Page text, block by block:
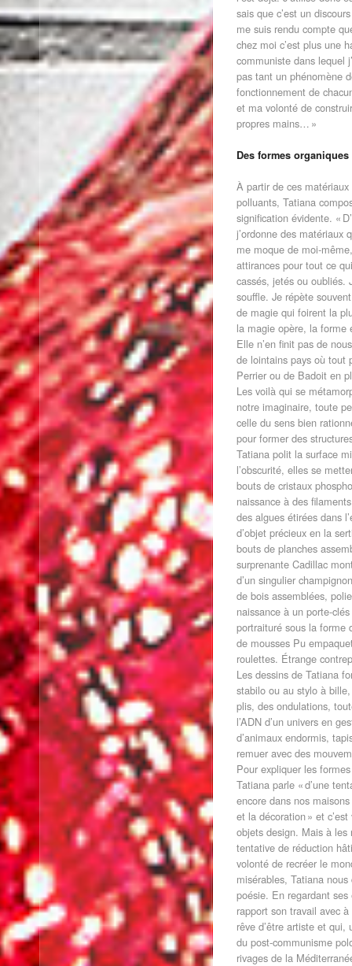
sais que c’est un
me suis rendu compte
chez moi c’est plus une
communiste dans lequel
pas tant un phénomène
fonctionnement de
et ma volonté de
propres mains… »
Des formes organiques
À partir de ces
polluants, Tatiana
signification évidente. «
j’ordonne des matériaux
me moque de moi-
attirances pour tout ce
cassés, jetés ou oubliés.
souffle. Je répète
de magie qui foirent la
la magie opère, la forme
Elle n’en finit pas de
de lointains pays où tout
Perrier ou de Badoit en
Les voilà qui se
notre imaginaire, toute
celle du sens bien
pour former des
Tatiana polit la surface
l’obscurité, elles se
bouts de cristaux
naissance à des
des algues étirées dans
d’objet précieux en la
bouts de planches
surprenante Cadillac
d’un singulier
de bois assemblées,
naissance à un porte-
portraituré sous la forme
de mousses Pu
roulettes. Étrange
Les dessins de Tatiana
stabilo ou au stylo à
plis, des ondulations,
l’ADN d’un univers en
d’animaux endormis,
remuer avec des
Pour expliquer les
Tatiana parle « d’une
encore dans nos
et la décoration » et
objets design. Mais à les
tentative de réduction
volonté de recréer le
misérables, Tatiana
poésie. En regardant
rapport son travail avec
rêve d’être artiste et
du post-communisme
rivages de la